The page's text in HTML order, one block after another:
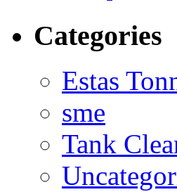
Categories
Estas
sme
Tank